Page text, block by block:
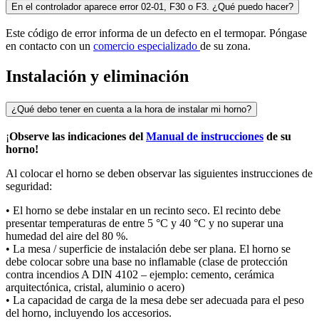
En el controlador aparece error 02-01, F30 o F3. ¿Qué puedo hacer?
Este código de error informa de un defecto en el termopar. Póngase
en contacto con un comercio especializado de su zona.
Instalación y eliminación
¿Qué debo tener en cuenta a la hora de instalar mi horno?
¡Observe las indicaciones del Manual de instrucciones de su
horno!
Al colocar el horno se deben observar las siguientes instrucciones de
seguridad:
• El horno se debe instalar en un recinto seco. El recinto debe
presentar temperaturas de entre 5 °C y 40 °C y no superar una
humedad del aire del 80 %.
• La mesa / superficie de instalación debe ser plana. El horno se
debe colocar sobre una base no inflamable (clase de protección
contra incendios A DIN 4102 – ejemplo: cemento, cerámica
arquitectónica, cristal, aluminio o acero)
• La capacidad de carga de la mesa debe ser adecuada para el peso
del horno, incluyendo los accesorios.